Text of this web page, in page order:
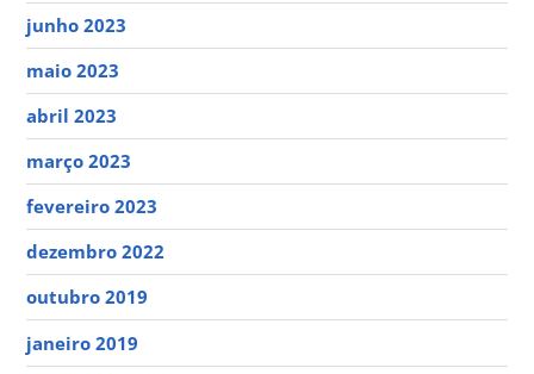
junho 2023
maio 2023
abril 2023
março 2023
fevereiro 2023
dezembro 2022
outubro 2019
janeiro 2019